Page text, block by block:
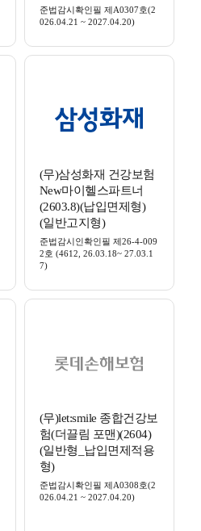
준법감시확인필 제A0307호(2
026.04.21 ~ 2027.04.20)
(무)삼성화재 건강보험
New마이헬스파트너
(2603.8)(납입면제형)
(일반고지형)
준법감시인확인필 제26-4-009
2호 (4612, 26.03.18~ 27.03.1
7)
(무)let:smile 종합건강보
험(더끌림 포맨)(2604)
(일반형_납입면제적용
형)
준법감시확인필 제A0308호(2
026.04.21 ~ 2027.04.20)